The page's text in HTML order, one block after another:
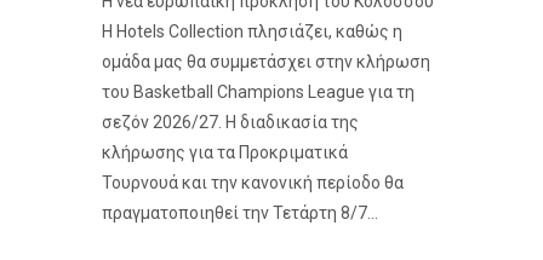
H Hotels Collection πλησιάζει, καθώς η
ομάδα μας θα συμμετάσχει στην κλήρωση
του Basketball Champions League για τη
σεζόν 2026/27. Η διαδικασία της
κλήρωσης για τα Προκριματικά
Τουρνουά και την κανονική περίοδο θα
πραγματοποιηθεί την Τετάρτη 8/7...